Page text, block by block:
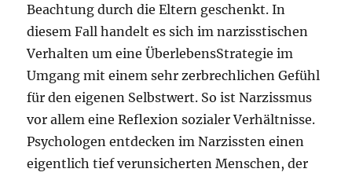
Beachtung durch die Eltern geschenkt. In
diesem Fall handelt es sich im narzisstischen
Verhalten um eine ÜberlebensStrategie im
Umgang mit einem sehr zerbrechlichen Gefühl
für den eigenen Selbstwert. So ist Narzissmus
vor allem eine Reflexion sozialer Verhältnisse.
Psychologen entdecken im Narzissten einen
eigentlich tief verunsicherten Menschen, der